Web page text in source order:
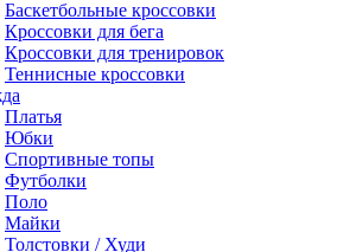
Баскетбольные кроссовки
Кроссовки для бега
Кроссовки для тренировок
Теннисные кроссовки
Платья
Юбки
Спортивные топы
Футболки
Поло
Майки
Толстовки / Худи